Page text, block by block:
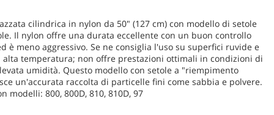
cilindrica in nylon da 50" (127 cm) con modello di setole
Il nylon offre una durata eccellente con un buon controllo
è meno aggressivo. Se ne consiglia l'uso su superfici ruvide e
alta temperatura; non offre prestazioni ottimali in condizioni di
umidità. Questo modello con setole a "riempimento
un'accurata raccolta di particelle fini come sabbia e polvere.
modelli: 800, 800D, 810, 810D, 97